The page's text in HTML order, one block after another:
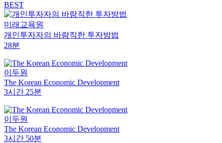
BEST
미래교육원
개인투자자의 바람직한 투자방법
28분
이두원
The Korean Economic Development
3시간 25분
이두원
The Korean Economic Development
3시간 50분